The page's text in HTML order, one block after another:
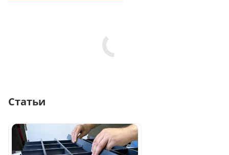
Статьи